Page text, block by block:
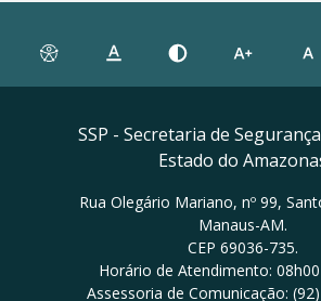
SSP - Secretaria de
Estado do
Rua Olegário Mariano, nº 99,
Manaus-AM.
CEP 69036-735.
Horário de Atendimento:
Assessoria de Comunicação: